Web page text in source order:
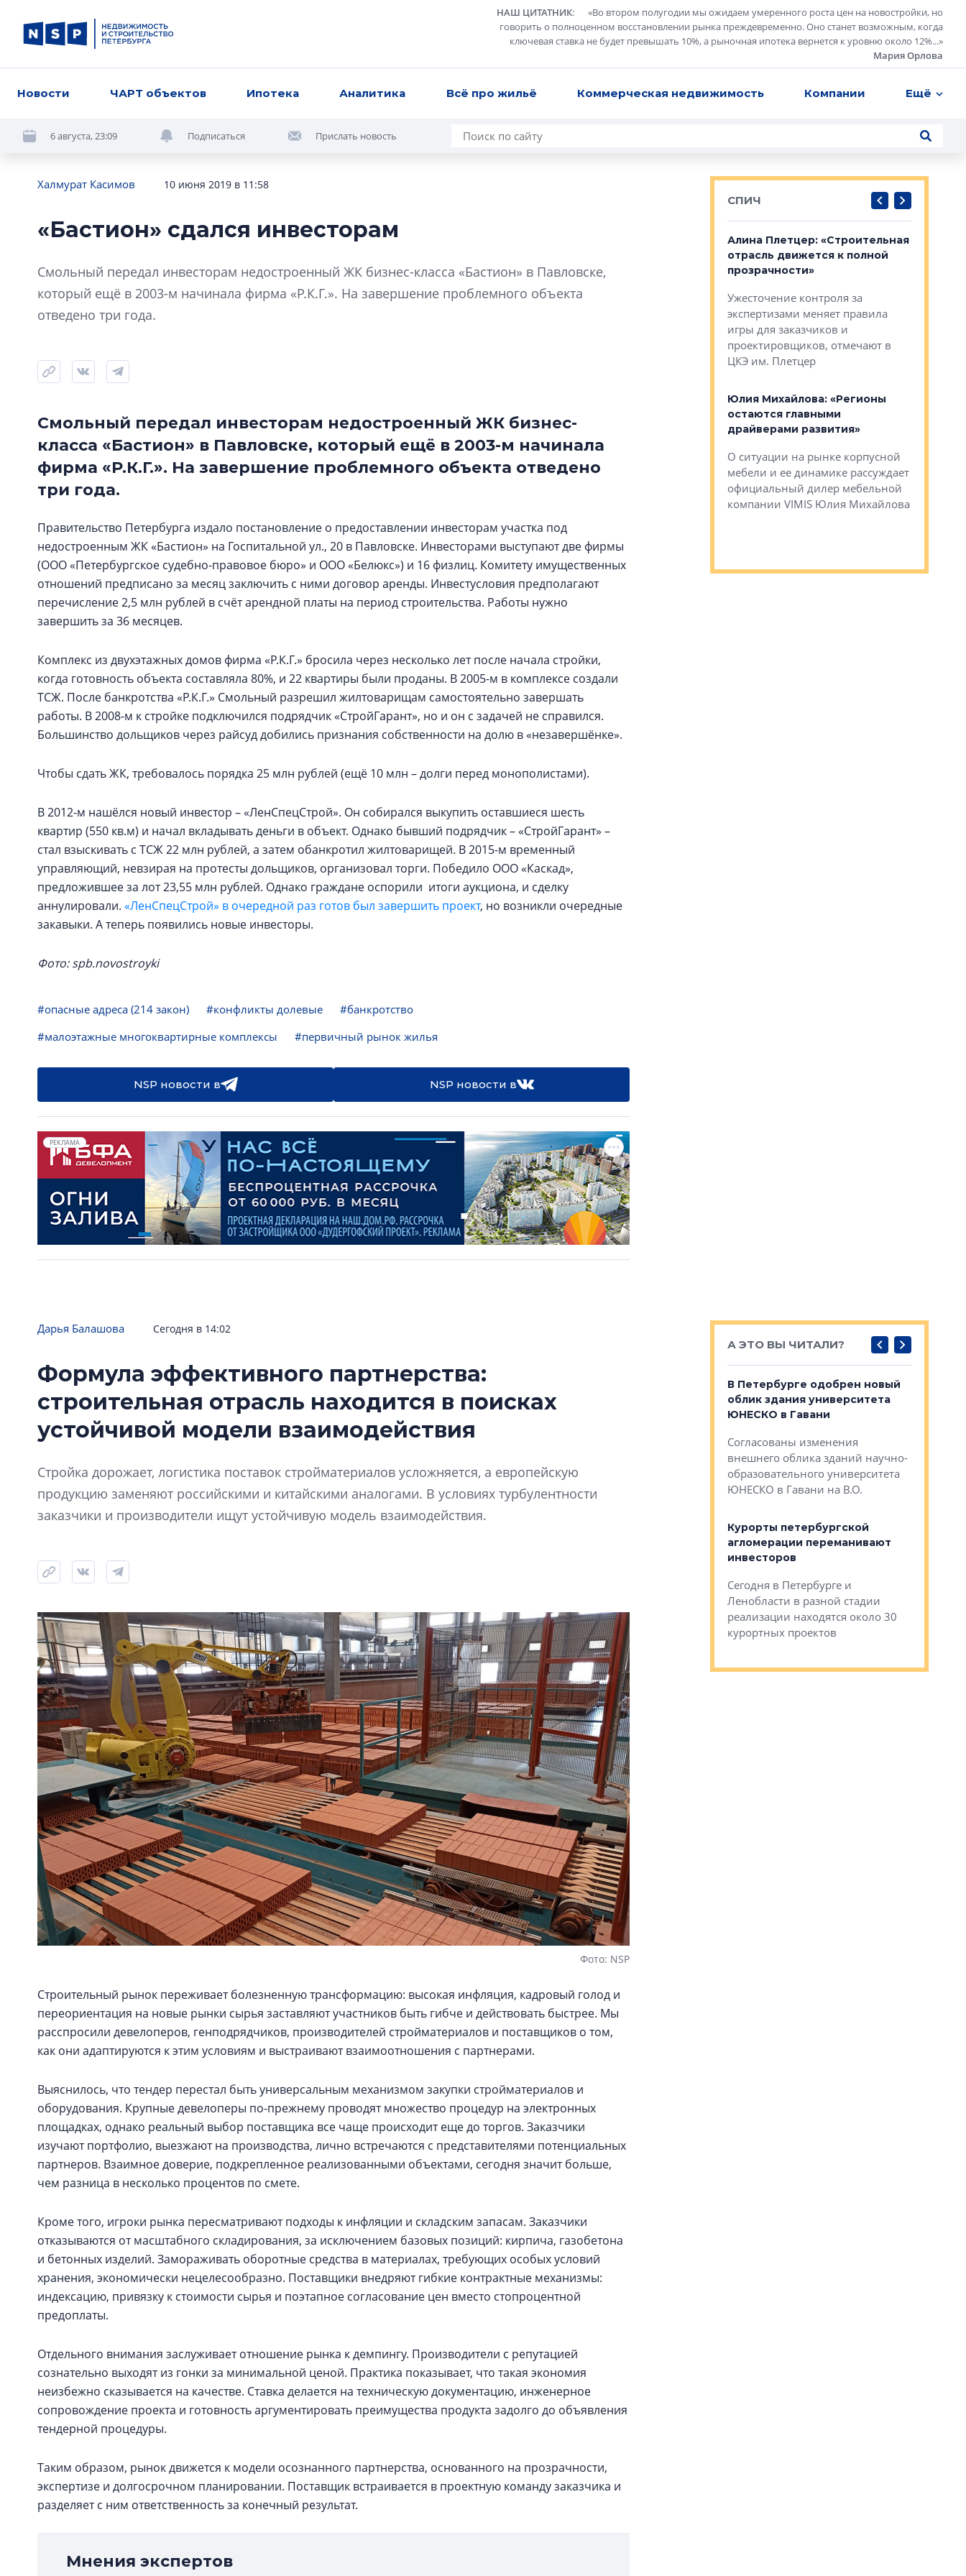
НАШ ЦИТАТНИК: «Во втором полугодии мы ожидаем умеренного роста цен на новостройки, но
говорить о полноценном восстановлении рынка преждевременно. Оно станет возможным, когда
ключевая ставка не будет превышать 10%, а рыночная ипотека вернется к уровню около 12%...»
Мария Орлова
Новости ЧАРТ объектов Ипотека Аналитика Всё про жильё Коммерческая недвижимость Компании Ещё
6 августа, 23:09 Подписаться Прислать новость
Халмурат Касимов 10 июня 2019 в 11:58
«Бастион» сдался инвесторам
Смольный передал инвесторам недостроенный ЖК бизнес-класса «Бастион» в Павловске,
который ещё в 2003-м начинала фирма «Р.К.Г.». На завершение проблемного объекта
отведено три года.
Смольный передал инвесторам недостроенный ЖК бизнес-
класса «Бастион» в Павловске, который ещё в 2003-м начинала
фирма «Р.К.Г.». На завершение проблемного объекта отведено
три года.
Правительство Петербурга издало постановление о предоставлении инвесторам участка под
недостроенным ЖК «Бастион» на Госпитальной ул., 20 в Павловске. Инвесторами выступают две фирмы
(ООО «Петербургское судебно-правовое бюро» и ООО «Белюкс») и 16 физлиц. Комитету имущественных
отношений предписано за месяц заключить с ними договор аренды. Инвестусловия предполагают
перечисление 2,5 млн рублей в счёт арендной платы на период строительства. Работы нужно
завершить за 36 месяцев.
Комплекс из двухэтажных домов фирма «Р.К.Г.» бросила через несколько лет после начала стройки,
когда готовность объекта составляла 80%, и 22 квартиры были проданы. В 2005-м в комплексе создали
ТСЖ. После банкротства «Р.К.Г.» Смольный разрешил жилтоварищам самостоятельно завершать
работы. В 2008-м к стройке подключился подрядчик «СтройГарант», но и он с задачей не справился.
Большинство дольщиков через райсуд добились признания собственности на долю в «незавершёнке».
Чтобы сдать ЖК, требовалось порядка 25 млн рублей (ещё 10 млн – долги перед монополистами).
В 2012-м нашёлся новый инвестор – «ЛенСпецСтрой». Он собирался выкупить оставшиеся шесть
квартир (550 кв.м) и начал вкладывать деньги в объект. Однако бывший подрядчик – «СтройГарант» –
стал взыскивать с ТСЖ 22 млн рублей, а затем обанкротил жилтоварищей. В 2015-м временный
управляющий, невзирая на протесты дольщиков, организовал торги. Победило ООО «Каскад»,
предложившее за лот 23,55 млн рублей. Однако граждане оспорили итоги аукциона, и сделку
аннулировали. «ЛенСпецСтрой» в очередной раз готов был завершить проект, но возникли очередные
закавыки. А теперь появились новые инвесторы.
Фото: spb.novostroyki
#опасные адреса (214 закон) #конфликты долевые
#банкротство
#малоэтажные многоквартирные комплексы
#первичный рынок жилья
NSP новости в NSP новости в
РЕКЛАМА
СПИЧ
даже электромобиль»
Девелопер «Вертикаль»: поводом
Конкуренцию выиграют те
апарты, которые еще больше
уровню сервиса, уверены в УК
Алина Плетцер: «Строительная
отрасль движется к полной
прозрачности»
Ужесточение контроля за
экспертизами меняет правила
игры для заказчиков и
проектировщиков, отмечают в
ЦКЭ им. Плетцер
Юлия Михайлова: «Регионы
остаются главными
драйверами развития»
О ситуации на рынке корпусной
мебели и ее динамике рассуждает
официальный дилер мебельной
компании VIMIS Юлия Михайлова
Дарья Балашова Сегодня в 14:02
Формула эффективного партнерства:
строительная отрасль находится в поисках
устойчивой модели взаимодействия
Стройка дорожает, логистика поставок стройматериалов усложняется, а европейскую
продукцию заменяют российскими и китайскими аналогами. В условиях турбулентности
заказчики и производители ищут устойчивую модель взаимодействия.
Фото: NSP
Строительный рынок переживает болезненную трансформацию: высокая инфляция, кадровый голод и
переориентация на новые рынки сырья заставляют участников быть гибче и действовать быстрее. Мы
расспросили девелоперов, генподрядчиков, производителей стройматериалов и поставщиков о том,
как они адаптируются к этим условиям и выстраивают взаимоотношения с партнерами.
Выяснилось, что тендер перестал быть универсальным механизмом закупки стройматериалов и
оборудования. Крупные девелоперы по-прежнему проводят множество процедур на электронных
площадках, однако реальный выбор поставщика все чаще происходит еще до торгов. Заказчики
изучают портфолио, выезжают на производства, лично встречаются с представителями потенциальных
партнеров. Взаимное доверие, подкрепленное реализованными объектами, сегодня значит больше,
чем разница в несколько процентов по смете.
Кроме того, игроки рынка пересматривают подходы к инфляции и складским запасам. Заказчики
отказываются от масштабного складирования, за исключением базовых позиций: кирпича, газобетона
и бетонных изделий. Замораживать оборотные средства в материалах, требующих особых условий
хранения, экономически нецелесообразно. Поставщики внедряют гибкие контрактные механизмы:
индексацию, привязку к стоимости сырья и поэтапное согласование цен вместо стопроцентной
предоплаты.
Отдельного внимания заслуживает отношение рынка к демпингу. Производители с репутацией
сознательно выходят из гонки за минимальной ценой. Практика показывает, что такая экономия
неизбежно сказывается на качестве. Ставка делается на техническую документацию, инженерное
сопровождение проекта и готовность аргументировать преимущества продукта задолго до объявления
тендерной процедуры.
Таким образом, рынок движется к модели осознанного партнерства, основанного на прозрачности,
экспертизе и долгосрочном планировании. Поставщик встраивается в проектную команду заказчика и
разделяет с ним ответственность за конечный результат.
Мнения экспертов
А ЭТО ВЫ ЧИТАЛИ?
от эпохи фальш-панелей
Центробанк: квартиры в домах
2020-2026 годов постройки на
В Петербурге одобрен новый
облик здания университета
ЮНЕСКО в Гавани
Согласованы изменения
внешнего облика зданий научно-
образовательного университета
ЮНЕСКО в Гавани на В.О.
Курорты петербургской
агломерации переманивают
инвесторов
Сегодня в Петербурге и
Ленобласти в разной стадии
реализации находятся около 30
курортных проектов